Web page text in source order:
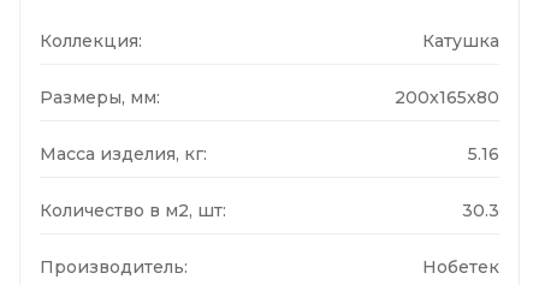
Коллекция: Катушка
Размеры, мм: 200x165x80
Масса изделия, кг: 5.16
Количество в м2, шт: 30.3
Производитель: Нобетек